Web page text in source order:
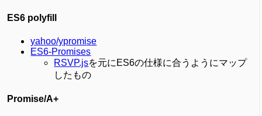
ES6 polyfill
yahoo/ypromise
ES6-Promises
RSVP.jsを元にES6の仕様に合うようにマップ
したもの
Promise/A+